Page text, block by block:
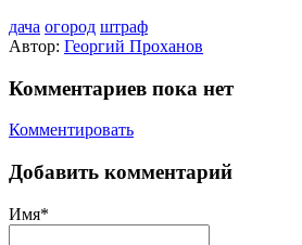
дача огород штраф
Автор: Георгий Проханов
Комментариев пока нет
Комментировать
Добавить комментарий
Имя*